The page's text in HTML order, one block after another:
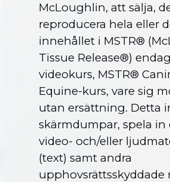
McLoughlin, att sälja,
reproducera hela eller
innehållet i MSTR®
Tissue Release®)
videokurs, MSTR®
Equine-kurs, vare sig
utan ersättning. Detta
skärmdumpar, spela in
video- och/eller
(text) samt andra
upphovsrättsskyddade